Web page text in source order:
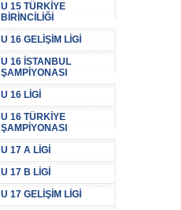
U 15 TÜRKİYE
BİRİNCİLİĞİ
U 16 GELİŞİM LİGİ
U 16 İSTANBUL
ŞAMPİYONASI
U 16 LİGİ
U 16 TÜRKİYE
ŞAMPİYONASI
U 17 A LİGİ
U 17 B LİGİ
U 17 GELİŞİM LİGİ